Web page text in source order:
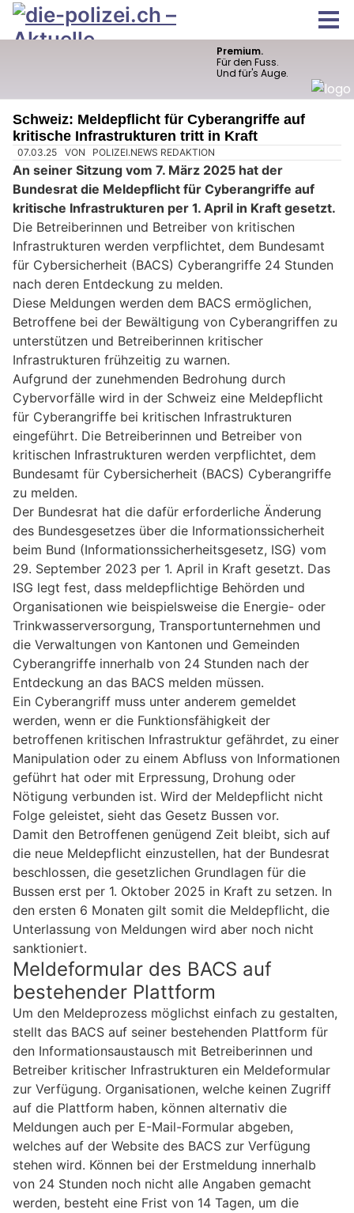
Schweiz: Meldepflicht für Cyberangriffe auf
kritische Infrastrukturen tritt in Kraft
07.03.25 VON POLIZEI.NEWS REDAKTION
An seiner Sitzung vom 7. März 2025 hat der
Bundesrat die Meldepflicht für Cyberangriffe auf
kritische Infrastrukturen per 1. April in Kraft gesetzt.
Die Betreiberinnen und Betreiber von kritischen
Infrastrukturen werden verpflichtet, dem Bundesamt
für Cybersicherheit (BACS) Cyberangriffe 24 Stunden
nach deren Entdeckung zu melden.
Diese Meldungen werden dem BACS ermöglichen,
Betroffene bei der Bewältigung von Cyberangriffen zu
unterstützen und Betreiberinnen kritischer
Infrastrukturen frühzeitig zu warnen.
Aufgrund der zunehmenden Bedrohung durch
Cybervorfälle wird in der Schweiz eine Meldepflicht
für Cyberangriffe bei kritischen Infrastrukturen
eingeführt. Die Betreiberinnen und Betreiber von
kritischen Infrastrukturen werden verpflichtet, dem
Bundesamt für Cybersicherheit (BACS) Cyberangriffe
zu melden.
Der Bundesrat hat die dafür erforderliche Änderung
des Bundesgesetzes über die Informationssicherheit
beim Bund (Informationssicherheitsgesetz, ISG) vom
29. September 2023 per 1. April in Kraft gesetzt. Das
ISG legt fest, dass meldepflichtige Behörden und
Organisationen wie beispielsweise die Energie- oder
Trinkwasserversorgung, Transportunternehmen und
die Verwaltungen von Kantonen und Gemeinden
Cyberangriffe innerhalb von 24 Stunden nach der
Entdeckung an das BACS melden müssen.
Ein Cyberangriff muss unter anderem gemeldet
werden, wenn er die Funktionsfähigkeit der
betroffenen kritischen Infrastruktur gefährdet, zu einer
Manipulation oder zu einem Abfluss von Informationen
geführt hat oder mit Erpressung, Drohung oder
Nötigung verbunden ist. Wird der Meldepflicht nicht
Folge geleistet, sieht das Gesetz Bussen vor.
Damit den Betroffenen genügend Zeit bleibt, sich auf
die neue Meldepflicht einzustellen, hat der Bundesrat
beschlossen, die gesetzlichen Grundlagen für die
Bussen erst per 1. Oktober 2025 in Kraft zu setzen. In
den ersten 6 Monaten gilt somit die Meldepflicht, die
Unterlassung von Meldungen wird aber noch nicht
sanktioniert.
Meldeformular des BACS auf
bestehender Plattform
Um den Meldeprozess möglichst einfach zu gestalten,
stellt das BACS auf seiner bestehenden Plattform für
den Informationsaustausch mit Betreiberinnen und
Betreiber kritischer Infrastrukturen ein Meldeformular
zur Verfügung. Organisationen, welche keinen Zugriff
auf die Plattform haben, können alternativ die
Meldungen auch per E-Mail-Formular abgeben,
welches auf der Website des BACS zur Verfügung
stehen wird. Können bei der Erstmeldung innerhalb
von 24 Stunden noch nicht alle Angaben gemacht
werden, besteht eine Frist von 14 Tagen, um die